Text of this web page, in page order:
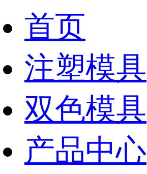
首页
注塑模具
双色模具
产品中心